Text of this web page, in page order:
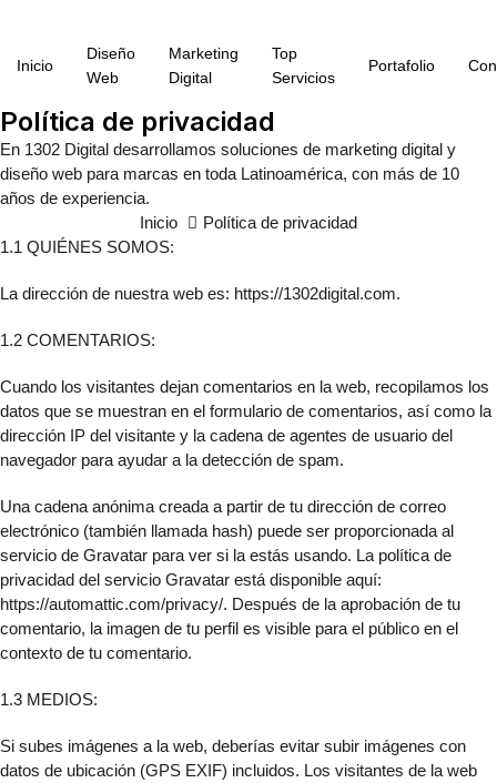
Inicio
Diseño
Web
Marketing
Digital
Top
Servicios
Portafolio
Política de privacidad
En 1302 Digital desarrollamos soluciones de marketing digital y
diseño web para marcas en toda Latinoamérica, con más de 10
años de experiencia.
Inicio
Política de privacidad
1.1 QUIÉNES SOMOS:
La dirección de nuestra web es: https://1302digital.com.
1.2 COMENTARIOS:
Cuando los visitantes dejan comentarios en la web, recopilamos los
datos que se muestran en el formulario de comentarios, así como la
dirección IP del visitante y la cadena de agentes de usuario del
navegador para ayudar a la detección de spam.
Una cadena anónima creada a partir de tu dirección de correo
electrónico (también llamada hash) puede ser proporcionada al
servicio de Gravatar para ver si la estás usando. La política de
privacidad del servicio Gravatar está disponible aquí:
https://automattic.com/privacy/. Después de la aprobación de tu
comentario, la imagen de tu perfil es visible para el público en el
contexto de tu comentario.
1.3 MEDIOS:
Si subes imágenes a la web, deberías evitar subir imágenes con
datos de ubicación (GPS EXIF) incluidos. Los visitantes de la web